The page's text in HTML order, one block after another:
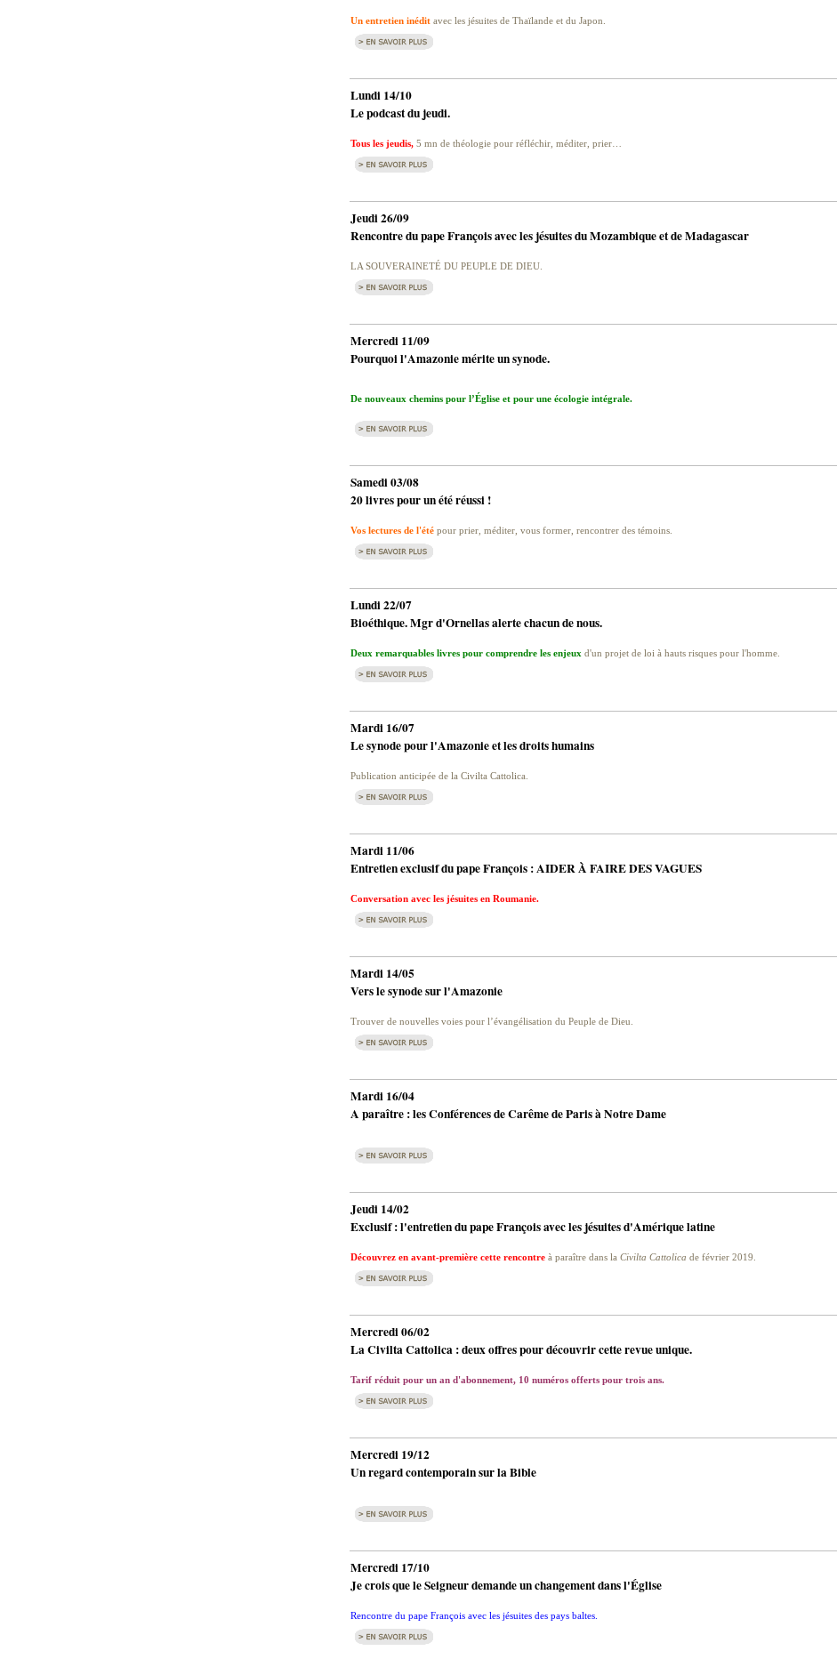
Un entretien inédit avec les jésuites de Thaïlande et du Japon.
Lundi 14/10
Le podcast du jeudi.
Tous les jeudis, 5 mn de théologie pour réfléchir, méditer, prier…
Jeudi 26/09
Rencontre du pape François avec les jésuites du Mozambique et de Madagascar
LA SOUVERAINETÉ DU PEUPLE DE DIEU.
Mercredi 11/09
Pourquoi l'Amazonie mérite un synode.
De nouveaux chemins pour l’Église et pour une écologie intégrale.
Samedi 03/08
20 livres pour un été réussi !
Vos lectures de l'été pour prier, méditer, vous former, rencontrer des témoins.
Lundi 22/07
Bioéthique. Mgr d'Ornellas alerte chacun de nous.
Deux remarquables livres pour comprendre les enjeux d'un projet de loi à hauts risques pour l'homme.
Mardi 16/07
Le synode pour l'Amazonie et les droits humains
Publication anticipée de la Civilta Cattolica.
Mardi 11/06
Entretien exclusif du pape François : AIDER À FAIRE DES VAGUES
Conversation avec les jésuites en Roumanie.
Mardi 14/05
Vers le synode sur l'Amazonie
Trouver de nouvelles voies pour l’évangélisation du Peuple de Dieu.
Mardi 16/04
A paraître : les Conférences de Carême de Paris à Notre Dame
Jeudi 14/02
Exclusif : l'entretien du pape François avec les jésuites d'Amérique latine
Découvrez en avant-première cette rencontre à paraître dans la Civilta Cattolica de février 2019.
Mercredi 06/02
La Civilta Cattolica : deux offres pour découvrir cette revue unique.
Tarif réduit pour un an d'abonnement, 10 numéros offerts pour trois ans.
Mercredi 19/12
Un regard contemporain sur la Bible
Mercredi 17/10
Je crois que le Seigneur demande un changement dans l'Église
Rencontre du pape François avec les jésuites des pays baltes.